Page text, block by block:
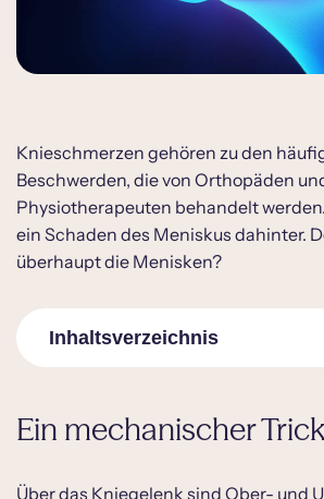
Knieschmerzen gehören zu den
Beschwerden, die von Orthopäden
Physiotherapeuten behandelt
ein Schaden des Meniskus dahinter.
überhaupt die Menisken?
Inhaltsverzeichnis
Ein mechanischer Trick der
Kaputter Stoßdämpfer – der
Ein mechanischer
Über das Kniegelenk sind Ober- und